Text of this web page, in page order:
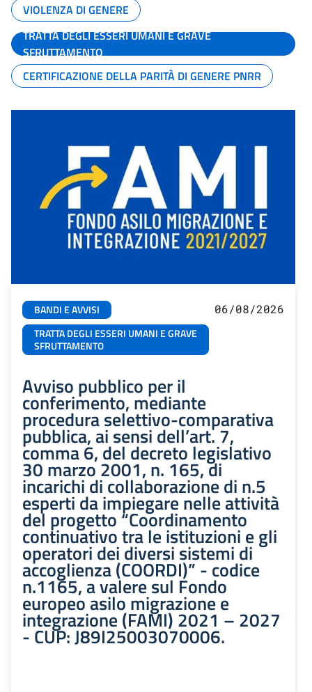
VIOLENZA DI GENERE
TRATTA DEGLI ESSERI UMANI E GRAVE
SFRUTTAMENTO
CERTIFICAZIONE DELLA PARITÀ DI GENERE PNRR
BANDI E AVVISI
TRATTA DEGLI ESSERI UMANI E GRAVE
SFRUTTAMENTO
06/08/2026
Avviso pubblico per il
conferimento, mediante
procedura selettivo-comparativa
pubblica, ai sensi dell’art. 7,
comma 6, del decreto legislativo
30 marzo 2001, n. 165, di
incarichi di collaborazione di n.5
esperti da impiegare nelle attività
del progetto “Coordinamento
continuativo tra le istituzioni e gli
operatori dei diversi sistemi di
accoglienza (COORDI)” - codice
n.1165, a valere sul Fondo
europeo asilo migrazione e
integrazione (FAMI) 2021 – 2027
- CUP: J89I25003070006.